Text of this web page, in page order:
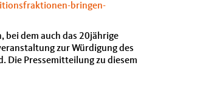
bringen-
bei dem auch das 20jährige
zur Würdigung des
Die Pressemitteilung zu diesem